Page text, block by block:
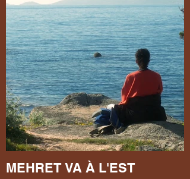
MEHRET VA À L'EST